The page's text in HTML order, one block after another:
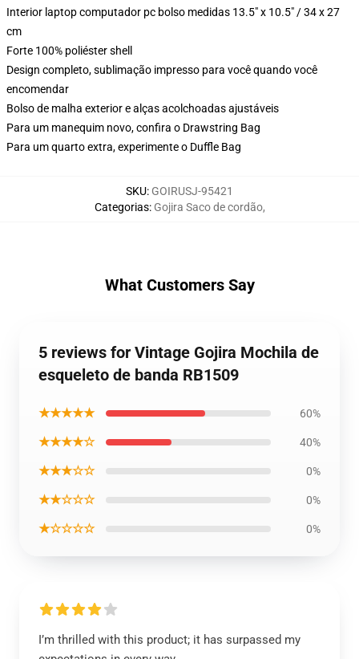
Interior laptop computador pc bolso medidas 13.5" x 10.5" / 34 x 27
cm
Forte 100% poliéster shell
Design completo, sublimação impresso para você quando você
encomendar
Bolso de malha exterior e alças acolchoadas ajustáveis
Para um manequim novo, confira o Drawstring Bag
Para um quarto extra, experimente o Duffle Bag
SKU: GOIRUSJ-95421
Categorias: Gojira Saco de cordão,
What Customers Say
5 reviews for Vintage Gojira Mochila de
esqueleto de banda RB1509
★★★★★ 60%
★★★★☆ 40%
★★★☆☆ 0%
★★☆☆☆ 0%
★☆☆☆☆ 0%
I’m thrilled with this product; it has surpassed my